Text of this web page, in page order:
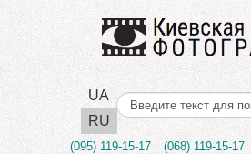
UA
RU
Поиск..
(095) 119-15-17 (068) 119-15-17